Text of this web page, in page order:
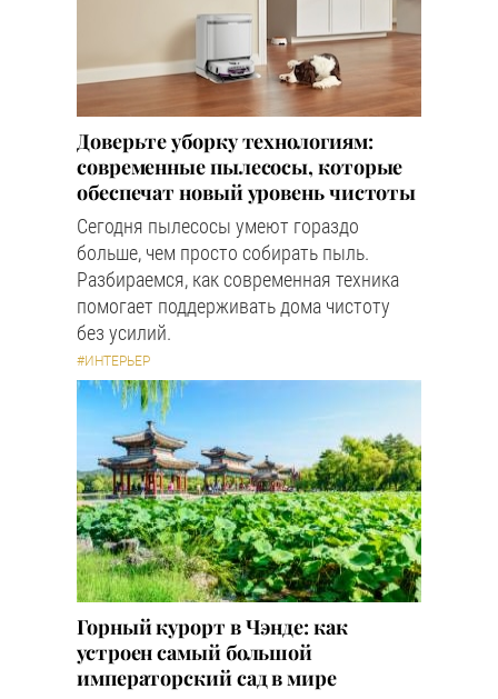
Доверьте уборку технологиям:
современные пылесосы, которые
обеспечат новый уровень чистоты
Сегодня пылесосы умеют гораздо
больше, чем просто собирать пыль.
Разбираемся, как современная техника
помогает поддерживать дома чистоту
без усилий.
#ИНТЕРЬЕР
Горный курорт в Чэнде: как
устроен самый большой
императорский сад в мире